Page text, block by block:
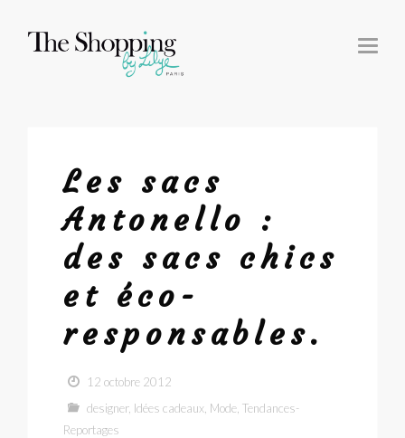
T
O
Les sacs
Antonello :
des sacs chics
et éco-
responsables.
12 octobre 2012
designer, Idées cadeaux Mode Tendances-
Reportages